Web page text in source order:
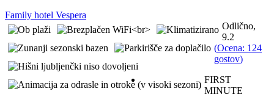
Family hotel Vespera
Odlično,
9.2
(Ocena: 124
gostov)
FIRST
MINUTE